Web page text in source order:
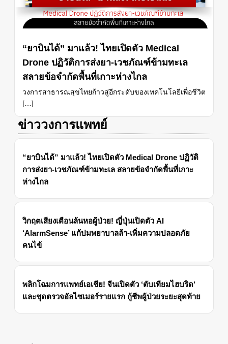
“ยาบินได้” มาแล้ว! ไทยเปิดตัว Medical
Drone ปฏิวัติการส่งยา-เวชภัณฑ์ข้ามทะเล
สลายข้อจำกัดพื้นที่เกาะห่างไกล
วงการสาธารณสุขไทยก้าวสู่อีกระดับของเทคโนโลยีเพื่อชีวิต
[…]
ข่าววงการแพทย์
“ยาบินได้” มาแล้ว! ไทยเปิดตัว Medical Drone ปฏิวัติ
การส่งยา-เวชภัณฑ์ข้ามทะเล สลายข้อจำกัดพื้นที่เกาะ
ห่างไกล
วิกฤตเสียงเตือนล้นหอผู้ป่วย! ญี่ปุ่นเปิดตัว AI
‘AlarmSense’ แก้ปมพยาบาลล้า-เพิ่มความปลอดภัย
คนไข้
พลิกโฉมการแพทย์เอเชีย! จีนเปิดตัว ‘ตับเทียมไฮบริด’
และชุดตรวจอัลไซเมอร์รายแรก กู้ชีพผู้ป่วยระยะสุดท้าย